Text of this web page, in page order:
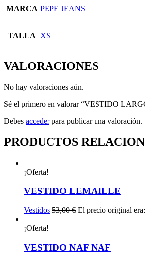
MARCA PEPE JEANS
TALLA XS
VALORACIONES
No hay valoraciones aún.
Sé el primero en valorar “VESTIDO
Debes accederpara publicar una valoración.
PRODUCTOS
¡Oferta!
VESTIDO LEMAILLE
Vestidos 53,00€ El precio original
¡Oferta!
VESTIDO NAF NAF